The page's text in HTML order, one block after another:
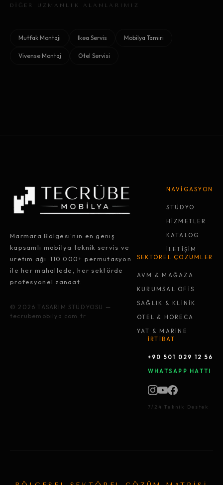
DİĞER UZMANLIK ALANLARIMIZ
Mutfak Montajı Ikea Servis Mobilya Tamiri
Vivense Montaj Otel Servisi
Marmara Bölgesi'nin en geniş
kapsamlı mobilya teknik servis ve
üretim ağı. 110.000+ permütasyon
ile her mahallede, her sektörde
profesyonel zanaat.
© 2026 TASARIM STÜDYOSU —
tecrubemobilya.com.tr
NAVİGASYON
STÜDYO
HİZMETLER
KATALOG
İLETİŞİM
SEKTÖREL ÇÖZÜMLER
AVM & MAĞAZA
KURUMSAL OFİS
SAĞLIK & KLİNİK
OTEL & HORECA
YAT & MARİNE
İRTİBAT
+90 501 029 12 56
WHATSAPP HATTI
7/24 Teknik Destek